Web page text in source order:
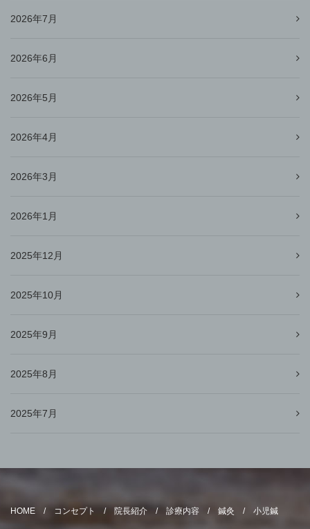
2026年7月
2026年6月
2026年5月
2026年4月
2026年3月
2026年1月
2025年12月
2025年10月
2025年9月
2025年8月
2025年7月
HOME コンセプト 院長紹介 診療内容 鍼灸 小児鍼